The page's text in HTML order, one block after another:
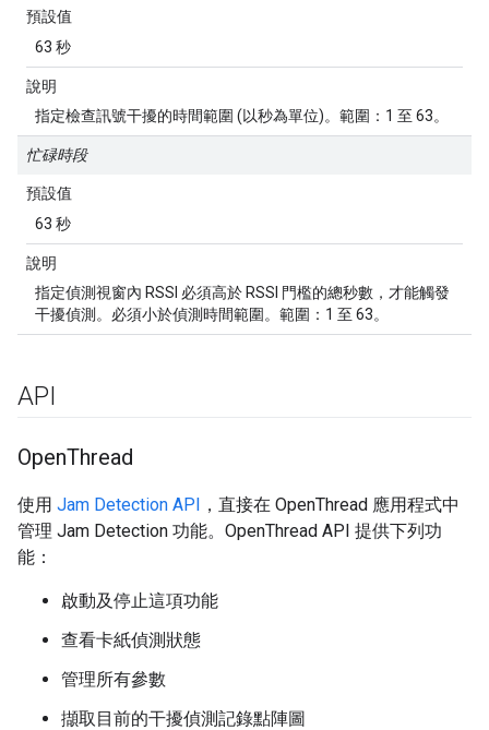
預設值
63 秒
說明
指定檢查訊號干擾的時間範圍 (以秒為單位)。範圍：1 至 63。
忙碌時段
預設值
63 秒
說明
指定偵測視窗內 RSSI 必須高於 RSSI 門檻的總秒數，才能觸發
干擾偵測。必須小於偵測時間範圍。範圍：1 至 63。
API
OpenThread
使用 Jam Detection API ，直接在 OpenThread 應用程式中
管理 Jam Detection 功能。OpenThread API 提供下列功
能：
啟動及停止這項功能
查看卡紙偵測狀態
管理所有參數
擷取目前的干擾偵測記錄點陣圖